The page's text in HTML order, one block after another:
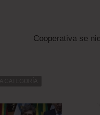
Cooperativa se